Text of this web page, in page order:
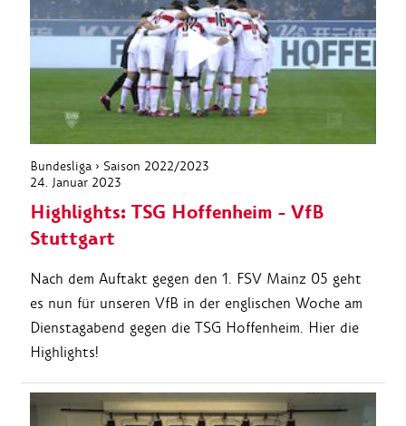
Bundesliga › Saison 2022/2023
24. Januar 2023
Highlights: TSG Hoffenheim - VfB
Stuttgart
Nach dem Auftakt gegen den 1. FSV Mainz 05 geht
es nun für unseren VfB in der englischen Woche am
Dienstagabend gegen die TSG Hoffenheim. Hier die
Highlights!